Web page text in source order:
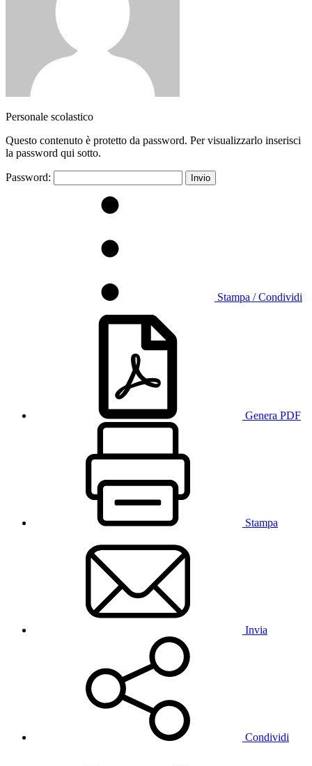
Personale scolastico
Questo contenuto è protetto da password. Per visualizzarlo inserisci
la password qui sotto.
Password:
Stampa / Condividi
Genera PDF
Stampa
Invia
Condividi